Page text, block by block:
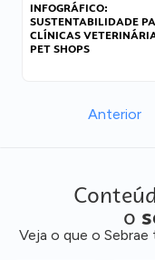
INFOGRÁFICO:
SUSTENTABILIDADE
CLÍNICAS
PET SHOPS
Anterior
o
Veja o que o